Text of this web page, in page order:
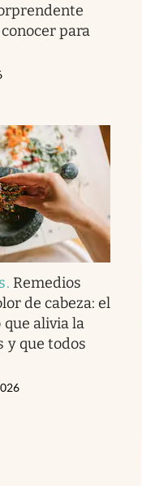
para
. Remedios
de cabeza: el
alivia la
y que todos